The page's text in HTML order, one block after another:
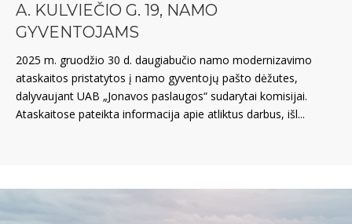
A. KULVIEČIO G. 19, NAMO
GYVENTOJAMS
2025 m. gruodžio 30 d. daugiabučio namo modernizavimo
ataskaitos pristatytos į namo gyventojų pašto dėžutes,
dalyvaujant UAB „Jonavos paslaugos“ sudarytai komisijai.
Ataskaitose pateikta informacija apie atliktus darbus, išl...